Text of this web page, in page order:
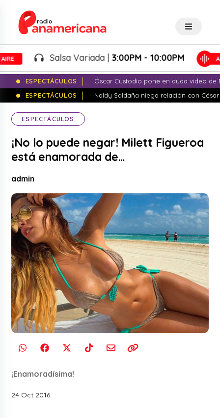
Salsa Variada |3:00PM - 10:00PM
ESPECTÁCULOS
Óscar Custodio pone en duda video de
ESPECTÁCULOS
Naldy Saldaña niega relación con
ESPECTÁCULOS
¡No lo puede negar! Milett Figueroa
está enamorada de…
admin
¡Enamoradísima!
24 Oct 2016